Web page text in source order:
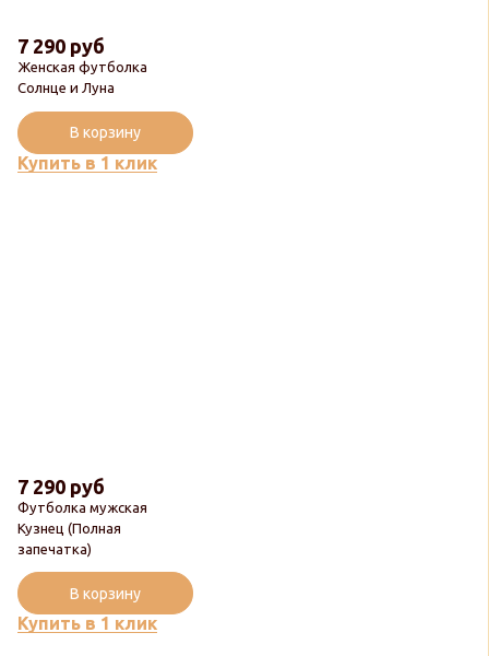
Женская футболка
Солнце и Луна
7 290 руб
Купить в 1 клик
В корзину
Футболка мужская
Кузнец (Полная
запечатка)
7 290 руб
Купить в 1 клик
В корзину